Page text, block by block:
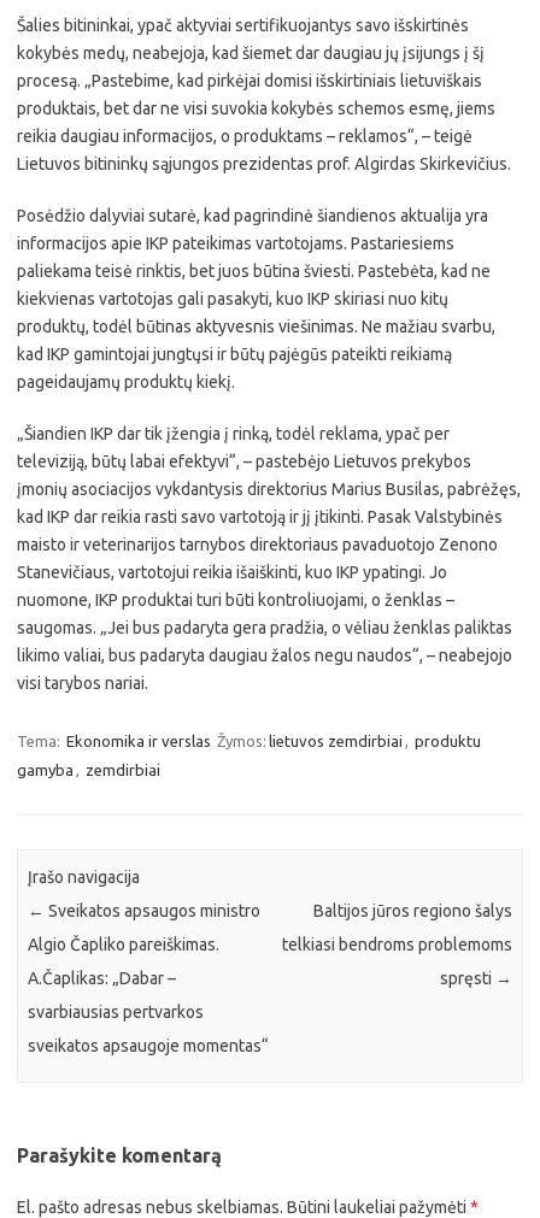
Šalies bitininkai, ypač aktyviai sertifikuojantys savo išskirtinės
kokybės medų, neabejoja, kad šiemet dar daugiau jų įsijungs į šį
procesą. „Pastebime, kad pirkėjai domisi išskirtiniais lietuviškais
produktais, bet dar ne visi suvokia kokybės schemos esmę, jiems
reikia daugiau informacijos, o produktams – reklamos“, – teigė
Lietuvos bitininkų sąjungos prezidentas prof. Algirdas Skirkevičius.
Posėdžio dalyviai sutarė, kad pagrindinė šiandienos aktualija yra
informacijos apie IKP pateikimas vartotojams. Pastariesiems
paliekama teisė rinktis, bet juos būtina šviesti. Pastebėta, kad ne
kiekvienas vartotojas gali pasakyti, kuo IKP skiriasi nuo kitų
produktų, todėl būtinas aktyvesnis viešinimas. Ne mažiau svarbu,
kad IKP gamintojai jungtųsi ir būtų pajėgūs pateikti reikiamą
pageidaujamų produktų kiekį.
„Šiandien IKP dar tik įžengia į rinką, todėl reklama, ypač per
televiziją, būtų labai efektyvi“, – pastebėjo Lietuvos prekybos
įmonių asociacijos vykdantysis direktorius Marius Busilas, pabrėžęs,
kad IKP dar reikia rasti savo vartotoją ir jį įtikinti. Pasak Valstybinės
maisto ir veterinarijos tarnybos direktoriaus pavaduotojo Zenono
Stanevičiaus, vartotojui reikia išaiškinti, kuo IKP ypatingi. Jo
nuomone, IKP produktai turi būti kontroliuojami, o ženklas –
saugomas. „Jei bus padaryta gera pradžia, o vėliau ženklas paliktas
likimo valiai, bus padaryta daugiau žalos negu naudos“, – neabejojo
visi tarybos nariai.
Tema: Ekonomika ir verslas Žymos: lietuvos zemdirbiai , produktu
gamyba , zemdirbiai
Įrašo navigacija
← Sveikatos apsaugos ministro
Algio Čapliko pareiškimas.
A.Čaplikas: „Dabar –
svarbiausias pertvarkos
sveikatos apsaugoje momentas“
Baltijos jūros regiono šalys
telkiasi bendroms problemoms
spręsti →
Parašykite komentarą
El. pašto adresas nebus skelbiamas. Būtini laukeliai pažymėti *